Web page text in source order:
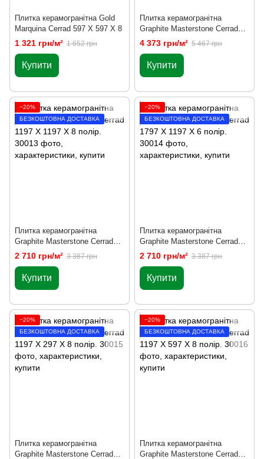
Плитка керамогранітна Gold
Marquina Сerrad 597 X 597 X 8
1 321 грн/м² 1 652 грн
Купити
Плитка керамогранітна
Graphite Masterstone Сerrad
2797 X 1197 X 6 полір.
4 373 грн/м² 5 467 грн
Купити
−20%
БЕЗКОШТОВНА ДОСТАВКА
Плитка керамогранітна
Graphite Masterstone Сerrad
1197 X 1197 X 8 полір.
2 710 грн/м² 3 387 грн
Купити
−20%
БЕЗКОШТОВНА ДОСТАВКА
Плитка керамогранітна
Graphite Masterstone Сerrad
1797 X 1197 X 6 полір.
2 710 грн/м² 3 387 грн
Купити
−20%
БЕЗКОШТОВНА ДОСТАВКА
Плитка керамогранітна
Graphite Masterstone Сerrad
−20%
БЕЗКОШТОВНА ДОСТАВКА
Плитка керамогранітна
Graphite Masterstone Сerrad